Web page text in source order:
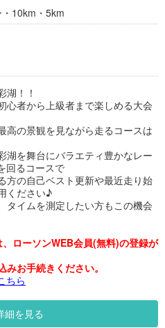
10km・5km
湖！！
心者から上級者まで楽しめる大会
高の景観を見ながら走るコースは
湖を舞台にバラエティ豊かなレー
回るコースで
方の自己ベスト更新や最近走り始
ください♪
タイムを測定したい方もこの機会
ローソンWEB会員(無料)の登録が
お手続きください。
ちら
細を見る